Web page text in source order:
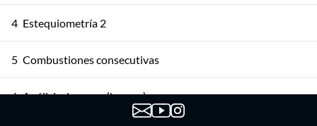
4 Estequiometría 2
5 Combustiones consecutivas
6 Análisis de gases (humos)